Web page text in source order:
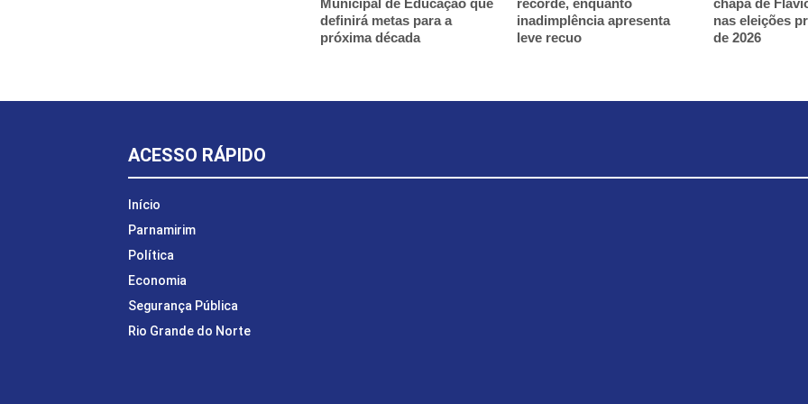
Municipal de Educação que
definirá metas para a
próxima década
recorde, enquanto
inadimplência apresenta
leve recuo
chapa de
nas eleições
de 2026
ACESSO RÁPIDO
Início
Parnamirim
Política
Economia
Segurança Pública
Rio Grande do Norte